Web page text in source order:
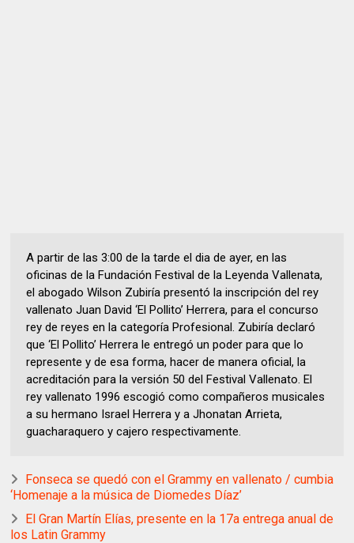
A partir de las 3:00 de la tarde el dia de ayer, en las
oficinas de la Fundación Festival de la Leyenda Vallenata,
el abogado Wilson Zubiría presentó la inscripción del rey
vallenato Juan David ‘El Pollito’ Herrera, para el concurso
rey de reyes en la categoría Profesional. Zubiría declaró
que ‘El Pollito’ Herrera le entregó un poder para que lo
represente y de esa forma, hacer de manera oficial, la
acreditación para la versión 50 del Festival Vallenato. El
rey vallenato 1996 escogió como compañeros musicales
a su hermano Israel Herrera y a Jhonatan Arrieta,
guacharaquero y cajero respectivamente.
Fonseca se quedó con el Grammy en vallenato / cumbia
‘Homenaje a la música de Diomedes Díaz’
El Gran Martín Elías, presente en la 17a entrega anual de
los Latin Grammy